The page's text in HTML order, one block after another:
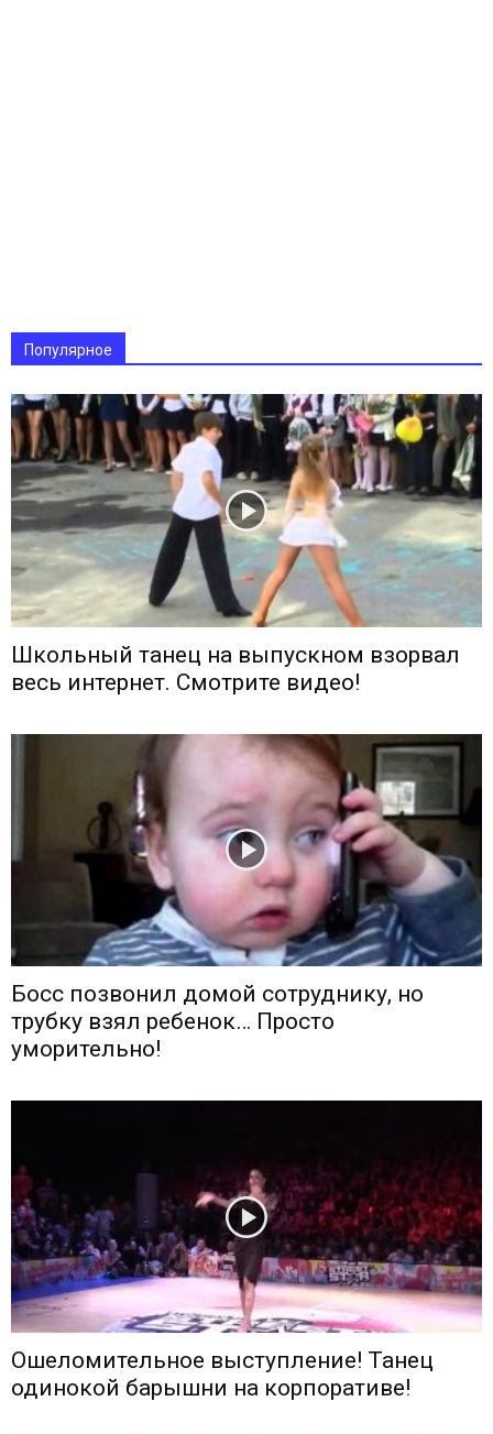
Популярное
Школьный танец на выпускном взорвал
весь интернет. Смотрите видео!
Босс позвонил домой сотруднику, но
трубку взял ребенок… Просто
уморительно!
Ошеломительное выступление! Танец
одинокой барышни на корпоративе!